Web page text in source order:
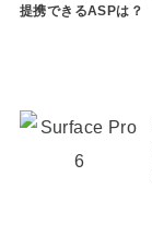
提携できるASPは？